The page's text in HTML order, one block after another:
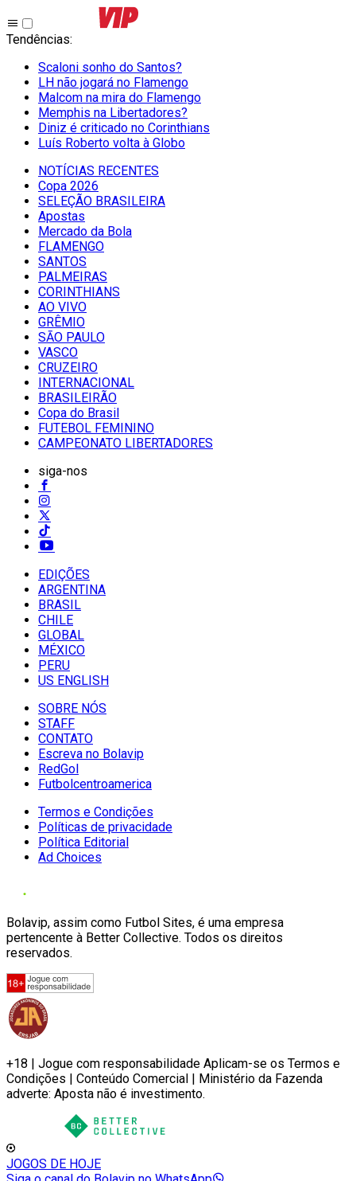
Tendências:
Scaloni sonho do Santos?
LH não jogará no Flamengo
Malcom na mira do Flamengo
Memphis na Libertadores?
Diniz é criticado no Corinthians
Luís Roberto volta à Globo
NOTÍCIAS RECENTES
Copa 2026
SELEÇÃO BRASILEIRA
Apostas
Mercado da Bola
FLAMENGO
SANTOS
PALMEIRAS
CORINTHIANS
AO VIVO
GRÊMIO
SĀO PAULO
VASCO
CRUZEIRO
INTERNACIONAL
BRASILEIRÃO
Copa do Brasil
FUTEBOL FEMININO
CAMPEONATO LIBERTADORES
siga-nos
EDIÇÕES
ARGENTINA
BRASIL
CHILE
GLOBAL
MÉXICO
PERU
US ENGLISH
SOBRE NÓS
STAFF
CONTATO
Escreva no Bolavip
RedGol
Futbolcentroamerica
Termos e Condições
Políticas de privacidade
Política Editorial
Ad Choices
Bolavip, assim como Futbol Sites, é uma empresa
pertencente à Better Collective. Todos os direitos
reservados.
+18 | Jogue com responsabilidade Aplicam-se os Termos e
Condições | Conteúdo Comercial | Ministério da Fazenda
adverte: Aposta não é investimento.
JOGOS DE HOJE